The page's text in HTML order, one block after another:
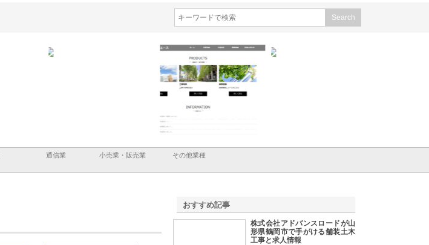
株式会社メタルエースの企業サ
イトが提供する充実した情報内
通信業 小売業・販売業 その他業種
おすすめ記事
株式会社アドバンスロードが山
形県鶴岡市で手がける舗装土木
工事と求人情報